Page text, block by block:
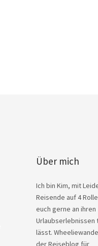
Über mich
Ich bin Kim, mit
Reisende auf 4
euch gerne an ihren
Urlaubserlebnissen
lässt.
der Reiseblog für